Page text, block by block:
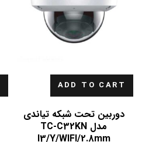
ADD TO CART
دوربین تحت شبکه تیاندی
مدل TC-C32KN
I3/Y/WIFI/2.8mm